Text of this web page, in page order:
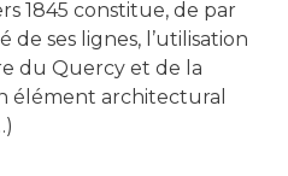
1845 constitue, de par
de ses lignes, l’utilisation
du Quercy et de la
élément architectural